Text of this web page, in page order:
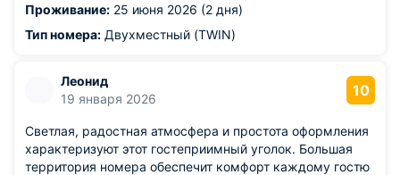
Проживание: 25 июня 2026 (2 дня)
Тип номера: Двухместный (TWIN)
Леонид
19 января 2026
10
Светлая, радостная атмосфера и простота оформления
характеризуют этот гостеприимный уголок. Большая
территория номера обеспечит комфорт каждому гостю